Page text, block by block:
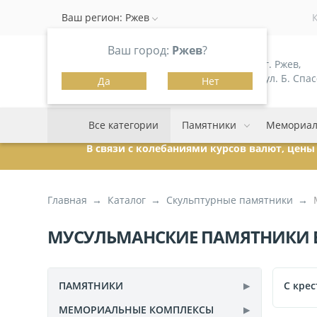
Ваш город: Ржев?
Да Нет
Ваш регион: Ржев
г. Ржев,
ул. Б.
Все категории Памятники
В связи с колебаниями курсов валют,
Главная Каталог Скульптурные памятники
МУСУЛЬМАНСКИЕ ПАМЯТНИКИ
ПАМЯТНИКИ
Гранитные
111
МЕМОРИАЛЬНЫЕ КОМПЛЕКСЫ
C